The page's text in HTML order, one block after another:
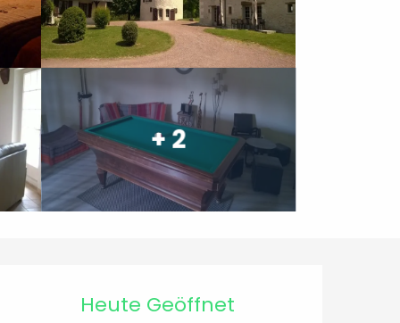
+ 2
Öffnungszeiten &
Heute Geöffnet